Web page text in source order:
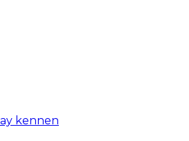
kennen